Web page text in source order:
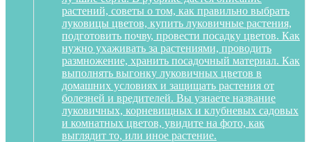
растений, советы о том, как правильно выбрать
луковицы цветов, купить луковичные растения,
подготовить почву, провести посадку цветов. Как
нужно ухаживать за растениями, проводить
размножение, хранить посадочный материал. Как
выполнять выгонку луковичных цветов в
домашних условиях и защищать растения от
болезней и вредителей. Вы узнаете название
луковичных, корневищных и клубневых садовых
и комнатных цветов, увидите на фото, как
выглядит то, или иное растение.